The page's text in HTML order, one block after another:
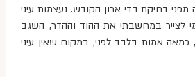
מפני דחיקת בדי ארון הקודש. נעצמות עיני
לצייר במחשבתי את ההוד וההדר, השגב
אמות בלבד לפני, במקום שאין עיני